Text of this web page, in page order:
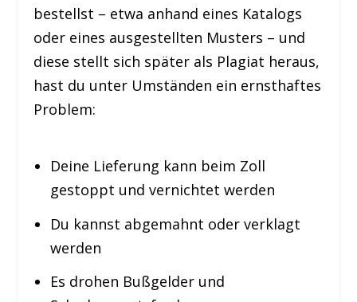
bestellst – etwa anhand eines Katalogs
oder eines ausgestellten Musters – und
diese stellt sich später als Plagiat heraus,
hast du unter Umständen ein ernsthaftes
Problem:
Deine Lieferung kann beim Zoll
gestoppt und vernichtet werden
Du kannst abgemahnt oder verklagt
werden
Es drohen Bußgelder und